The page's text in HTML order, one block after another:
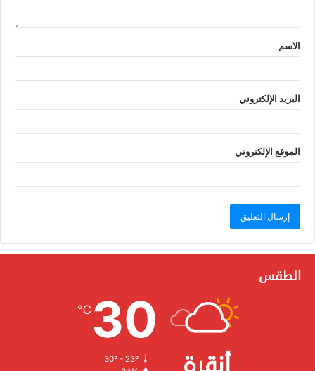
الاسم
البريد الإلكتروني
الموقع الإلكتروني
الطقس
30
℃
30º - 23º